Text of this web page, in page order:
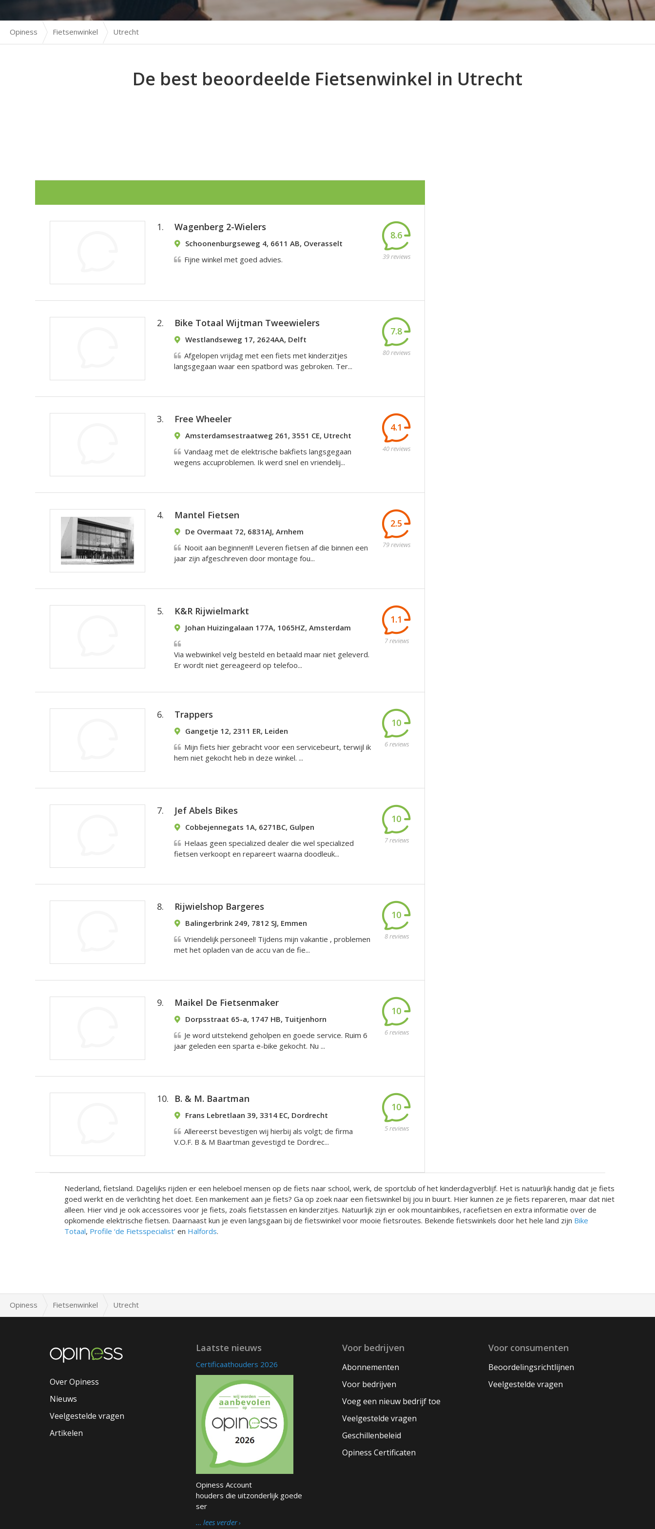
Opiness Fietsenwinkel Utrecht
De best beoordeelde Fietsenwinkel in Utrecht
1. Wagenberg 2-Wielers
Schoonenburgseweg 4, 6611 AB, Overasselt
8.6
39 reviews
Fijne winkel met goed advies.
2. Bike Totaal Wijtman Tweewielers
Westlandseweg 17, 2624AA, Delft
7.8
80 reviews
Afgelopen vrijdag met een fiets met kinderzitjes
langsgegaan waar een spatbord was gebroken. Ter...
3. Free Wheeler
Amsterdamsestraatweg 261, 3551 CE, Utrecht
4.1
40 reviews
Vandaag met de elektrische bakfiets langsgegaan
wegens accuproblemen. Ik werd snel en vriendelij...
4. Mantel Fietsen
De Overmaat 72, 6831AJ, Arnhem
2.5
79 reviews
Nooit aan beginnen!!! Leveren fietsen af die binnen een
jaar zijn afgeschreven door montage fou...
5. K&R Rijwielmarkt
Johan Huizingalaan 177A, 1065HZ, Amsterdam
1.1
7 reviews
Via webwinkel velg besteld en betaald maar niet geleverd.
Er wordt niet gereageerd op telefoo...
6. Trappers
Gangetje 12, 2311 ER, Leiden
10
6 reviews
Mijn fiets hier gebracht voor een servicebeurt, terwijl ik
hem niet gekocht heb in deze winkel. ...
7. Jef Abels Bikes
Cobbejennegats 1A, 6271BC, Gulpen
10
7 reviews
Helaas geen specialized dealer die wel specialized
fietsen verkoopt en repareert waarna doodleuk...
8. Rijwielshop Bargeres
Balingerbrink 249, 7812 SJ, Emmen
10
8 reviews
Vriendelijk personeel! Tijdens mijn vakantie , problemen
met het opladen van de accu van de fie...
9. Maikel De Fietsenmaker
Dorpsstraat 65-a, 1747 HB, Tuitjenhorn
10
6 reviews
Je word uitstekend geholpen en goede service. Ruim 6
jaar geleden een sparta e-bike gekocht. Nu ...
10. B. & M. Baartman
Frans Lebretlaan 39, 3314 EC, Dordrecht
10
5 reviews
Allereerst bevestigen wij hierbij als volgt; de firma
V.O.F. B & M Baartman gevestigd te Dordrec...
Nederland, fietsland. Dagelijks rijden er een heleboel mensen op de fiets naar school, werk, de sportclub of het kinderdagverblijf. Het is natuurlijk handig dat je fiets
goed werkt en de verlichting het doet. Een mankement aan je fiets? Ga op zoek naar een fietswinkel bij jou in buurt. Hier kunnen ze je fiets repareren, maar dat niet
alleen. Hier vind je ook accessoires voor je fiets, zoals fietstassen en kinderzitjes. Natuurlijk zijn er ook mountainbikes, racefietsen en extra informatie over de
opkomende elektrische fietsen. Daarnaast kun je even langsgaan bij de fietswinkel voor mooie fietsroutes. Bekende fietswinkels door het hele land zijn Bike
Totaal, Profile ‘de Fietsspecialist’ en Halfords.
Opiness Fietsenwinkel Utrecht
Over Opiness
Nieuws
Veelgestelde vragen
Artikelen
Laatste nieuws
Certificaathouders 2026
Opiness Account
houders die uitzonderlijk goede
ser
… lees verder
Voor bedrijven
Abonnementen
Voor bedrijven
Voeg een nieuw bedrijf toe
Veelgestelde vragen
Geschillenbeleid
Opiness Certificaten
Voor consumenten
Beoordelingsrichtlijnen
Veelgestelde vragen